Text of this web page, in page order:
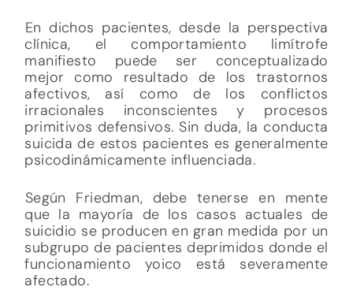
En dichos pacientes, desde la perspectiva
clínica, el comportamiento limítrofe
manifiesto puede ser conceptualizado
mejor como resultado de los trastornos
afectivos, así como de los conflictos
irracionales inconscientes y procesos
primitivos defensivos. Sin duda, la conducta
suicida de estos pacientes es generalmente
psicodinámicamente influenciada.
Según Friedman, debe tenerse en mente
que la mayoría de los casos actuales de
suicidio se producen en gran medida por un
subgrupo de pacientes deprimidos donde el
funcionamiento yoico está severamente
afectado.